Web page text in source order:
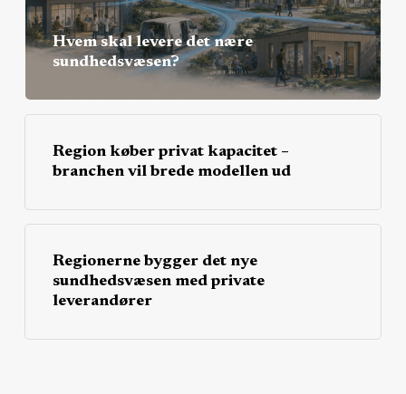
Hvem skal levere det nære
sundhedsvæsen?
Region køber privat kapacitet –
branchen vil brede modellen ud
Regionerne bygger det nye
sundhedsvæsen med private
leverandører